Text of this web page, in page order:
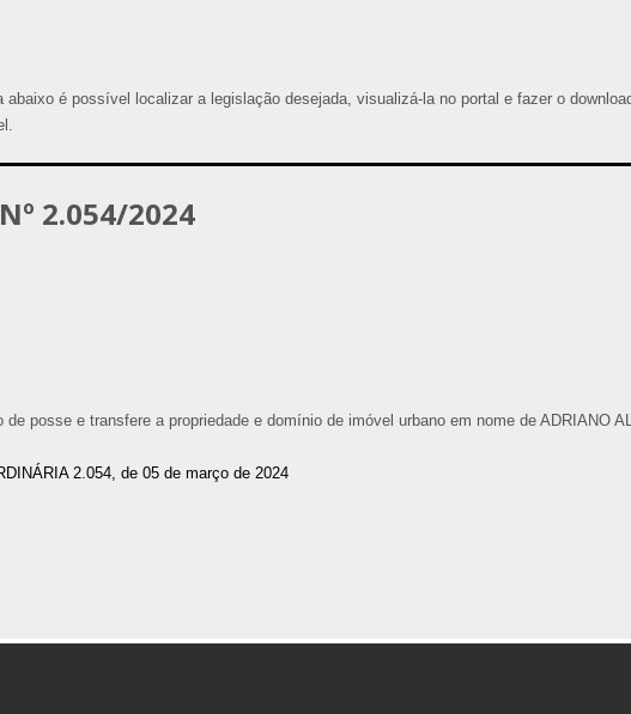
abaixo é possível localizar a legislação desejada, visualizá-la no portal e fazer o
2.054/2024
de posse e transfere a propriedade e domínio de imóvel urbano em nome de ADRIANO
2.054, de 05 de março de 2024